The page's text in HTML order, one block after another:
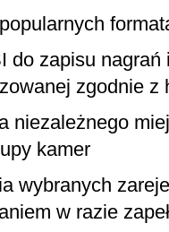
do zapisu
zgodnie z
niezależnego
kamer
wybranych
w razie